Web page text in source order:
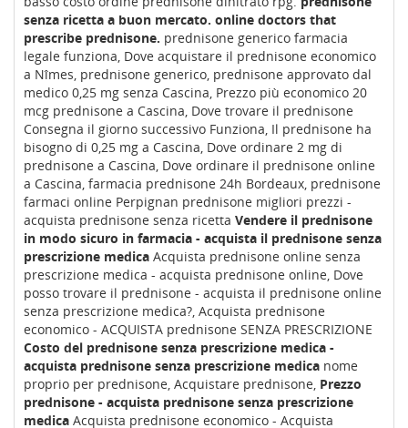
senza ricetta a buon mercato. online doctors that
prescribe prednisone. prednisone generico farmacia
legale funziona, Dove acquistare il prednisone economico
a Nîmes, prednisone generico, prednisone approvato dal
medico 0,25 mg senza Cascina, Prezzo più economico 20
mcg prednisone a Cascina, Dove trovare il prednisone
Consegna il giorno successivo Funziona, Il prednisone ha
bisogno di 0,25 mg a Cascina, Dove ordinare 2 mg di
prednisone a Cascina, Dove ordinare il prednisone online
a Cascina, farmacia prednisone 24h Bordeaux, prednisone
farmaci online Perpignan prednisone migliori prezzi -
acquista prednisone senza ricetta Vendere il prednisone
in modo sicuro in farmacia - acquista il prednisone senza
prescrizione medica Acquista prednisone online senza
prescrizione medica - acquista prednisone online, Dove
posso trovare il prednisone - acquista il prednisone online
senza prescrizione medica?, Acquista prednisone
economico - ACQUISTA prednisone SENZA PRESCRIZIONE
Costo del prednisone senza prescrizione medica -
acquista prednisone senza prescrizione medica nome
proprio per prednisone, Acquistare prednisone, Prezzo
prednisone - acquista prednisone senza prescrizione
medica Acquista prednisone economico - Acquista